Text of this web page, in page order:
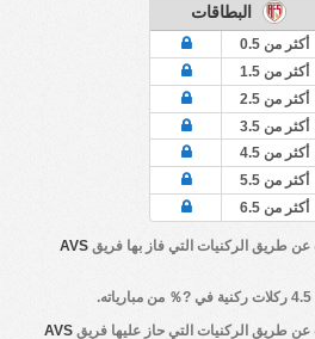
البطاقات
أكثر من 0.5
أكثر من 1.5
أكثر من 2.5
أكثر من 3.5
أكثر من 4.5
أكثر من 5.5
أكثر من 6.5
AVS
AVS